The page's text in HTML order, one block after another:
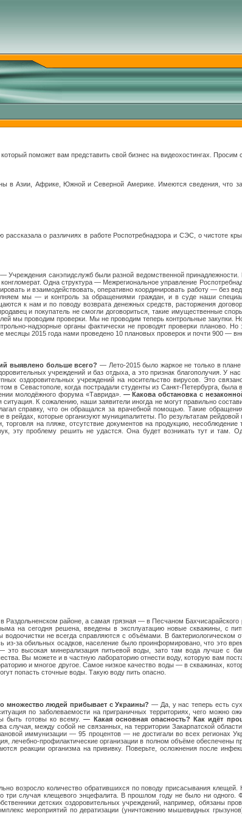
поможет вам представить свой бизнес на видеохостингах. Просим
в Азии, Африке, Южной и Северной Америке. Имеются сведения, что
о различиях в работе Роспотребнадзора и СЭС, о чистоте
— Учреждения санэпидслужб были разной ведомственной
Одна структура — Межрегиональное управление
и взаимодействовать, оперативно координировать работу — без
мы — и контроль за обращениями граждан, и в суде наши
к нам и по поводу возврата денежных средств, расторжения
и покупатель не смогли договориться, такие имущественные
мы проводим проверки. Мы не проводим теперь контрольные закупки.
надзорные органы фактически не проводят проверки планово.
2015 года нами проведено 10 плановых проверок и почти 900 —
выявлено больше всего? — Лето-2015 было жаркое не только в
учреждений и баз отдыха, а это признак благополучия. У
оздоровительных учреждений на носительство вирусов. Это
в Севастополе, когда пострадали студенты из Санкт-Петербурга,
молодёжного форума «Таврида». — Какова обстановка с
К сожалению, наши заявители иногда не могут правильно
справку, что он обращался за врачебной помощью. Такие
в рейдах, которые организуют муниципалитеты. По результатам
на пляже, отсутствие документов на продукцию, несоблюдение
эту проблему решить не удастся. Она будет возникать тут и там.
районе, а самая грязная — в Песчаном Бахчисарайского
на сегодня решена, введены в эксплуатацию новые скважины, с
не всегда справляются с объёмами.
В бактериологическом
за обильных осадков, население было проинформировано, что это
высокая минерализация питьевой воды, зато там вода лучше с
Вы можете и в частную лабораторию отнести воду, которую вам
и многое другое. Самое низкое качество воды — в скважинах,
попасть сточные воды. Такую воду пить опасно.
множество людей прибывает с Украины? — Да, у нас теперь есть
по заболеваемости на приграничных территориях, чего можно
быть готовы ко всему.
— Какая основная опасность? Как идёт
между собой не связанных, на территории Закарпатской
иммунизации — 95 процентов — не достигали во всех регионах
лечебно-профилактические организации в полном объёме обеспечены
реакции организма на прививку. Поверьте, осложнения после
возросло количество обратившихся по поводу присасывания
три случая клещевого энцефалита. В прошлом году не было ни одного.
детских оздоровительных учреждений, например, обязаны
мероприятий по дератизации (уничтожению мышевидных